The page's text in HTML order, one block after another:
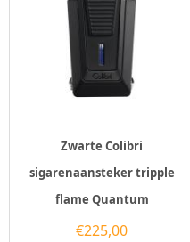
Zwarte Colibri
sigarenaansteker tripple
flame Quantum
€225,00